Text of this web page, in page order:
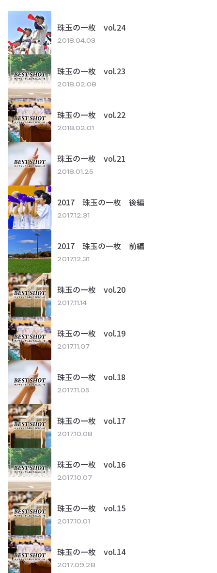
珠玉の一枚 vol.24
2018.04.03
珠玉の一枚 vol.23
2018.02.08
珠玉の一枚 vol.22
2018.02.01
珠玉の一枚 vol.21
2018.01.25
2017 珠玉の一枚 後編
2017.12.31
2017 珠玉の一枚 前編
2017.12.31
珠玉の一枚 vol.20
2017.11.14
珠玉の一枚 vol.19
2017.11.07
珠玉の一枚 vol.18
2017.11.05
珠玉の一枚 vol.17
2017.10.08
珠玉の一枚 vol.16
2017.10.07
珠玉の一枚 vol.15
2017.10.01
珠玉の一枚 vol.14
2017.09.28